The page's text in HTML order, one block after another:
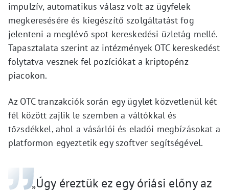
impulzív, automatikus válasz volt az ügyfelek
megkeresésére és kiegészítő szolgáltatást fog
jelenteni a meglévő spot kereskedési üzletág mellé.
Tapasztalata szerint az intézmények OTC kereskedést
folytatva vesznek fel pozíciókat a kriptopénz
piacokon.
Az OTC tranzakciók során egy ügylet közvetlenül két
fél között zajlik le szemben a váltókkal és
tőzsdékkel, ahol a vásárlói és eladói megbízásokat a
platformon egyeztetik egy szoftver segítségével.
„Úgy éreztük ez egy óriási előny az